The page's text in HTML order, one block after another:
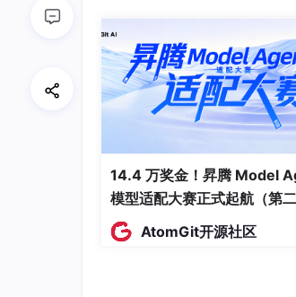
14.4 万奖金！昇腾 Model
模型适配大赛正式起航（第二
AtomGit开源社区